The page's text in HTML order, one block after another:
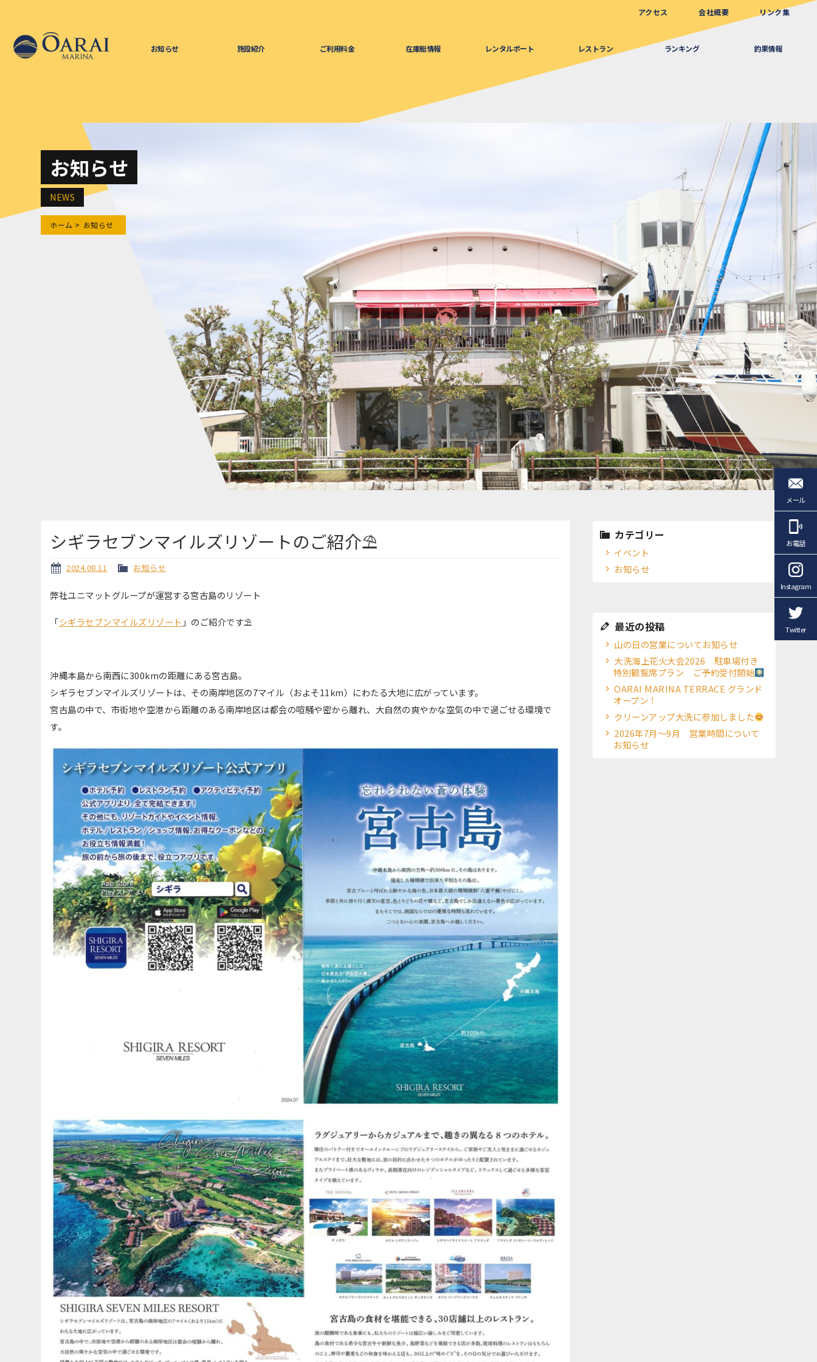
アクセス 会社概要 リンク集
お知らせ 施設紹介 ご利用料金 在庫艇情報 レンタルボート レストラン ランキング 釣果情報
お知らせ
NEWS
ホーム お知らせ
シギラセブンマイルズリゾートのご紹介⛱
2024.08.11 お知らせ
弊社ユニマットグループが運営する宮古島のリゾート
「シギラセブンマイルズリゾート 」のご紹介です⛱
沖縄本島から南西に300kmの距離にある宮古島。
シギラセブンマイルズリゾートは、その南岸地区の7マイル（およそ11km）にわたる大地に広がっています。
宮古島の中で、市街地や空港から距離のある南岸地区は都会の喧騒や密から離れ、大自然の爽やかな空気の中で過ごせる環境で
す。
カテゴリー
イベント
お知らせ
最近の投稿
山の日の営業についてお知らせ
大洗海上花火大会2026 駐車場付き
特別観覧席プラン ご予約受付開始
OARAI MARINA TERRACE グランド
オープン！
クリーンアップ大洗に参加しました
2026年7月～9月 営業時間について
お知らせ
メール
お電話
Instagram
Twitter